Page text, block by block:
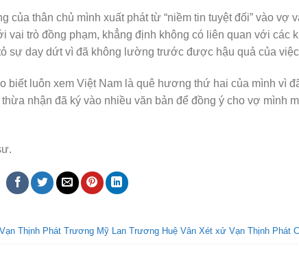
của thân chủ mình xuất phát từ “niềm tin tuyệt đối” vào vợ
vai trò đồng phạm, khẳng định không có liên quan với các
sự day dứt vì đã không lường trước được hậu quả của
biết luôn xem Việt Nam là quê hương thứ hai của mình vì
nhận đã ký vào nhiều văn bản để đồng ý cho vợ mình
Thịnh Phát Trương Mỹ Lan Trương Huệ Vân Xét xử Vạn Thịnh Phát